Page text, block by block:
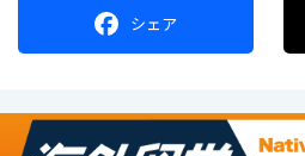
シェア